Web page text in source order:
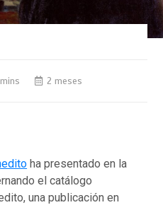
2 meses
ha presentado en la
el catálogo
una publicación en